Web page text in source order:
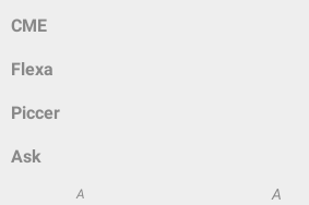
CME
Flexa
Piccer
Ask
A A